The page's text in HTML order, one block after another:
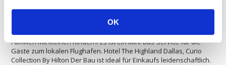
OK
um einen Drink zu genießen und zu entspannen. Das Hotel The
Highland Dallas, Curio Collection By Hilton ist ein ideales Hotel für
Familien mit kleinen Kindern. Es ist ein Mini-Bus-Service für die
Gäste zum lokalen Flughafen. Hotel The Highland Dallas, Curio
Collection By Hilton Der Bau ist ideal für Einkaufs leidenschaftlich.